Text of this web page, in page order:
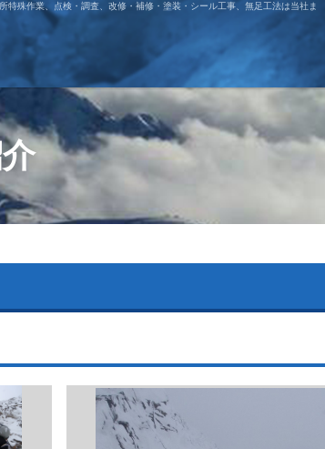
特殊作業、点検・調査、改修・補修・塗装・シール工事、無足工法は当社ま